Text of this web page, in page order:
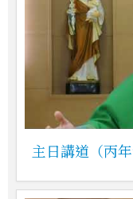
主日講道（丙